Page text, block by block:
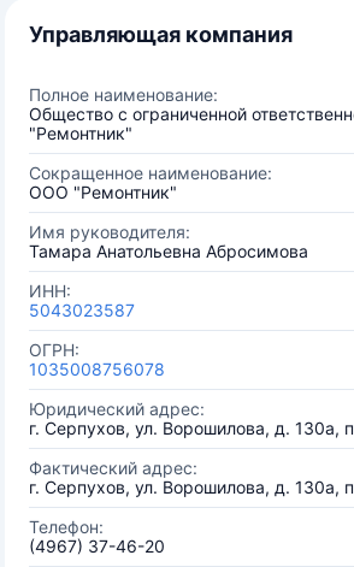
Управляющая компания
Полное наименование:
Общество с ограниченной
"Ремонтник"
Сокращенное наименование:
ООО "Ремонтник"
Имя руководителя:
Тамара Анатольевна Абросимова
ИНН:
5043023587
ОГРН:
1035008756078
Юридический адрес:
г. Серпухов, ул. Ворошилова, д. 130а,
Фактический адрес:
г. Серпухов, ул. Ворошилова, д. 130а,
Телефон:
(4967) 37-46-20